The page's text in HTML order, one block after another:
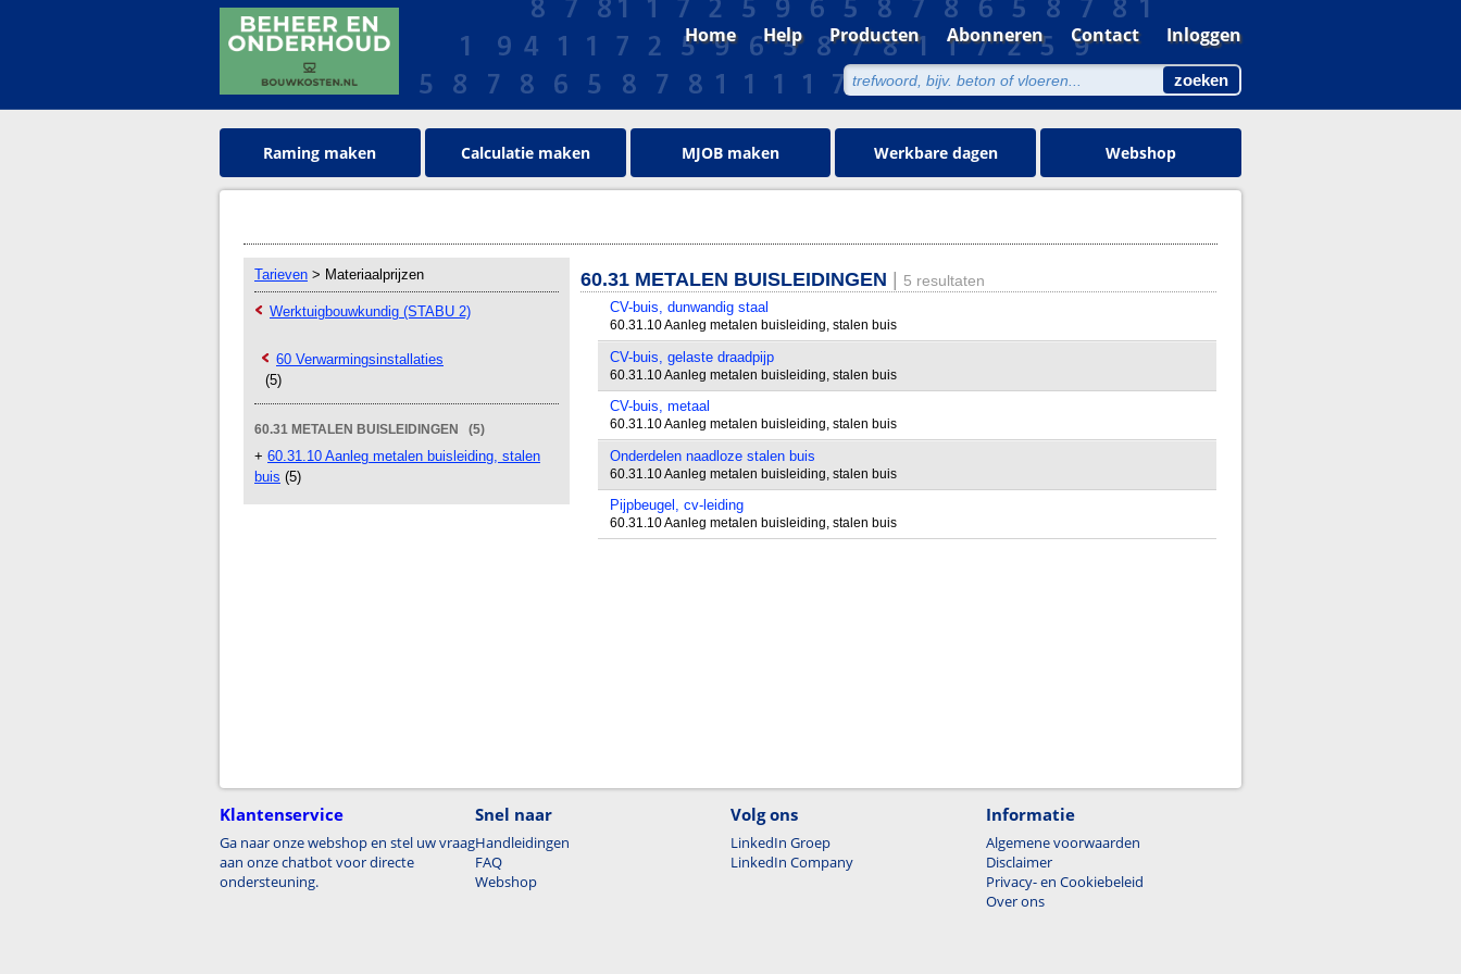
Home Help Producten Abonneren Contact Inloggen
Raming maken Calculatie maken MJOB maken Werkbare dagen Webshop
Tarieven > Materiaalprijzen
Werktuigbouwkundig (STABU 2)
60 Verwarmingsinstallaties
(5)
60.31 METALEN BUISLEIDINGEN (5)
+ 60.31.10 Aanleg metalen buisleiding, stalen
buis (5)
60.31 METALEN BUISLEIDINGEN 5 resultaten
CV-buis, dunwandig staal
60.31.10 Aanleg metalen buisleiding, stalen buis
CV-buis, gelaste draadpijp
60.31.10 Aanleg metalen buisleiding, stalen buis
CV-buis, metaal
60.31.10 Aanleg metalen buisleiding, stalen buis
Onderdelen naadloze stalen buis
60.31.10 Aanleg metalen buisleiding, stalen buis
Pijpbeugel, cv-leiding
60.31.10 Aanleg metalen buisleiding, stalen buis
Klantenservice
Ga naar onze webshop en stel uw vraag
aan onze chatbot voor directe
ondersteuning.
Snel naar
Handleidingen
FAQ
Webshop
Volg ons
LinkedIn Groep
LinkedIn Company
Informatie
Algemene voorwaarden
Disclaimer
Privacy- en Cookiebeleid
Over ons